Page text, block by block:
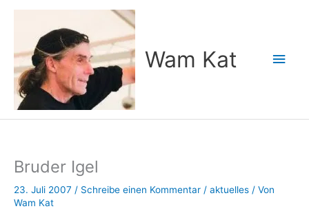
Wam Kat
Bruder Igel
23. Juli 2007 / Schreibe einen Kommentar / aktuelles / Von
Wam Kat